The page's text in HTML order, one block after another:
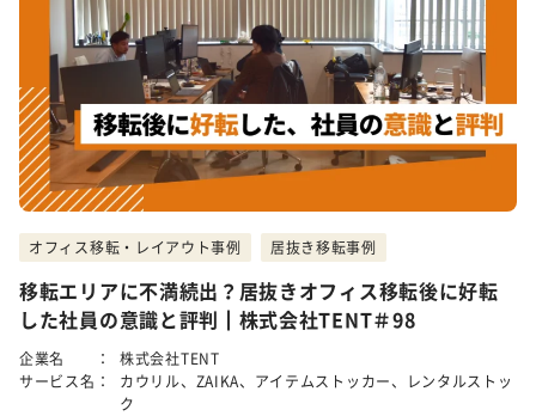
オフィス移転・レイアウト事例 居抜き移転事例
移転エリアに不満続出？居抜きオフィス移転後に好転
した社員の意識と評判┃株式会社TENT＃98
企業名 ：
株式会社TENT
サービス名：
カウリル、ZAIKA、アイテムストッカー、レンタルストッ
ク